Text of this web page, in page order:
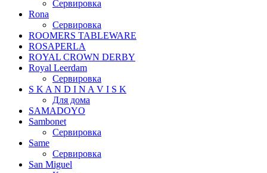
Сервировка
Rona
Сервировка
ROOMERS TABLEWARE
ROSAPERLA
ROYAL CROWN DERBY
Royal Leerdam
Сервировка
S K A N D I N A V I S K
Для дома
SAMADOYO
Sambonet
Сервировка
Same
Сервировка
San Miguel